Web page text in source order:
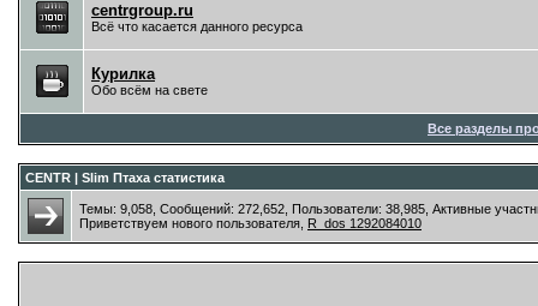
centrgroup.ru
Всё что касается данного ресурса
Курилка
Обо всём на свете
Все разделы
CENTR | Slim Птаха статистика
Темы: 9,058, Сообщений: 272,652, Пользователи: 38,985, Активные
Приветствуем нового пользователя, R_dos 1292084010